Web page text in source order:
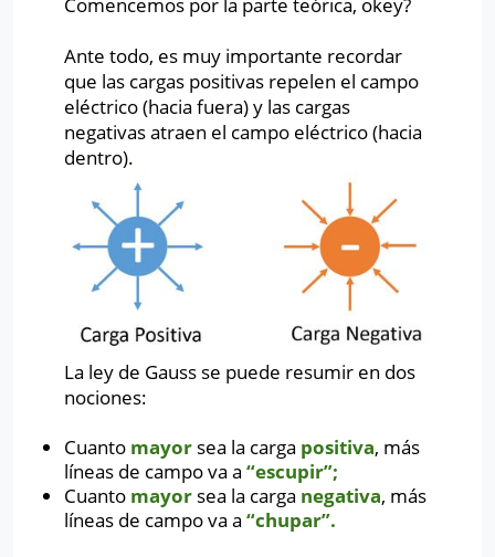
Ante todo, es muy importante recordar
que las cargas positivas repelen el campo
eléctrico (hacia fuera) y las cargas
negativas atraen el campo eléctrico (hacia
dentro).
La ley de Gauss se puede resumir en dos
nociones:
Cuanto mayor sea la carga positiva, más
líneas de campo va a “escupir”;
Cuanto mayor sea la carga negativa, más
líneas de campo va a “chupar”.